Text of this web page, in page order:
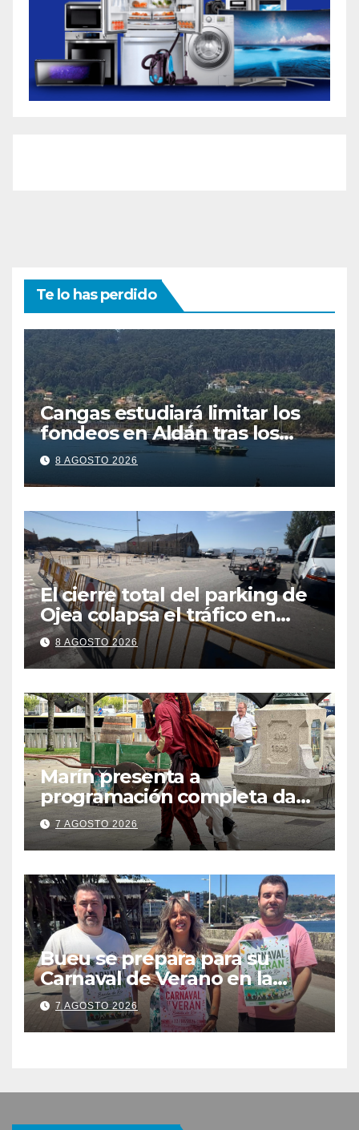
Te lo has perdido
Cangas estudiará limitar los
fondeos en Aldán tras los
últimos episodios de
contaminación en O Con
8 AGOSTO 2026
El cierre total del parking de
Ojea colapsa el tráfico en
Cangas
8 AGOSTO 2026
Marín presenta a
programación completa da
Festa Corsaria, que bate
todos os récords de
participación con 100
solicitudes de mesas
7 AGOSTO 2026
Bueu se prepara para su
Carnaval de Verano en la
Banda do Río
7 AGOSTO 2026